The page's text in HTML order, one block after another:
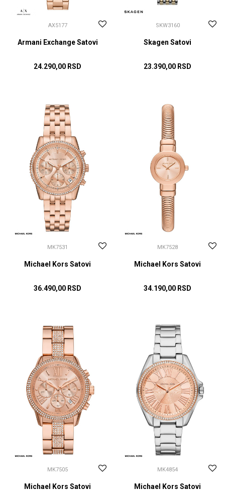
AX5177
Armani Exchange Satovi
24.290,00 RSD
SKW3160
Skagen Satovi
23.390,00 RSD
MK7531
Michael Kors Satovi
36.490,00 RSD
MK7528
Michael Kors Satovi
34.190,00 RSD
MK7505
Michael Kors Satovi
MK4854
Michael Kors Satovi